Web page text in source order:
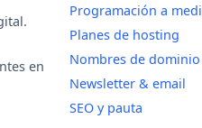
en
Programación a
Planes de hosting
Nombres de dominio
Newsletter & email
SEO y pauta